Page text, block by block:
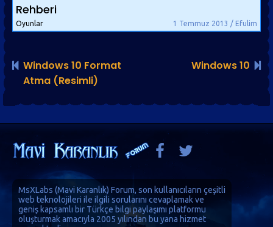
Rehberi
1 Temmuz 2013 / Efulim
Oyunlar
Windows 10 Format
Atma (Resimli)
Windows 10
MsXLabs (Mavi Karanlık) Forum, son kullanıcıların çeşitli
web teknolojileri ile ilgili sorularını cevaplamak ve
geniş kapsamlı bir Türkçe bilgi paylaşımı platformu
oluşturmak amacıyla 2005 yılından bu yana hizmet